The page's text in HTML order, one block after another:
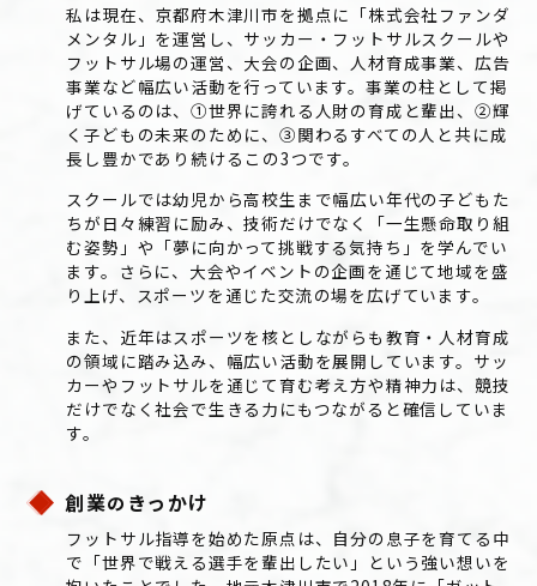
私は現在、京都府木津川市を拠点に「株式会社ファンダ
メンタル」を運営し、サッカー・フットサルスクールや
フットサル場の運営、大会の企画、人材育成事業、広告
事業など幅広い活動を行っています。事業の柱として掲
げているのは、①世界に誇れる人財の育成と輩出、②輝
く子どもの未来のために、③関わるすべての人と共に成
長し豊かであり続ける――この3つです。
スクールでは幼児から高校生まで幅広い年代の子どもた
ちが日々練習に励み、技術だけでなく「一生懸命取り組
む姿勢」や「夢に向かって挑戦する気持ち」を学んでい
ます。さらに、大会やイベントの企画を通じて地域を盛
り上げ、スポーツを通じた交流の場を広げています。
また、近年はスポーツを核としながらも教育・人材育成
の領域に踏み込み、幅広い活動を展開しています。サッ
カーやフットサルを通じて育む考え方や精神力は、競技
だけでなく社会で生きる力にもつながると確信していま
す。
創業の きっかけ
フットサル指導を始めた原点は、自分の息子を育てる中
で「世界で戦える選手を輩出したい」という強い想いを